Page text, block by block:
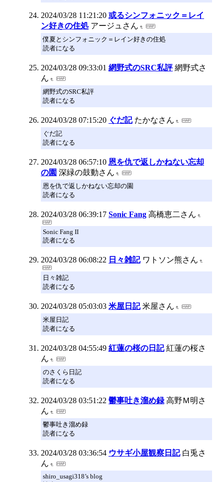
2024/03/28 11:21:20 或るシンフォニック＝レイ
ン好きの住処 アージュさん
僕夏とシンフォニック＝レイン好きの住処
読者になる
2024/03/28 09:33:01 網野式のSRC私評 網野式さ
ん
網野式のSRC私評
読者になる
2024/03/28 07:15:20 ぐだ記 たかなさん
ぐだ記
読者になる
2024/03/28 06:57:10 恩を仇で返しかねない忘却
の園 深緑の鼓動さん
恩を仇で返しかねない忘却の園
読者になる
2024/03/28 06:39:17 Sonic Fang 高橋恵二さん
Sonic Fang II
読者になる
2024/03/28 06:08:22 日々雑記 ワトソン熊さん
日々雑記
読者になる
2024/03/28 05:03:03 米屋日記 米屋さん
米屋日記
読者になる
2024/03/28 04:55:49 紅蓮の桜の日記 紅蓮の桜さ
ん
のさくら日記
読者になる
2024/03/28 03:51:22 鬱事吐き溜め録 高野Ｍ明さ
ん
鬱事吐き溜め録
読者になる
2024/03/28 03:36:54 ウサギ小屋観察日記 白兎さ
ん
shiro_usagi318’s blog